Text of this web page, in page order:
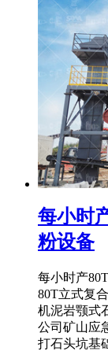
每小时
粉设备
每小时产
80T立式复
机泥岩颚式
公司矿山应
打石头坑基